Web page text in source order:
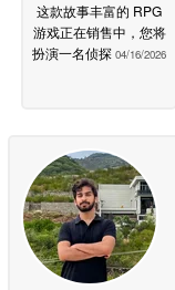
这款故事丰富的 RPG
游戏正在销售中，您将
扮演一名侦探 04/16/2026